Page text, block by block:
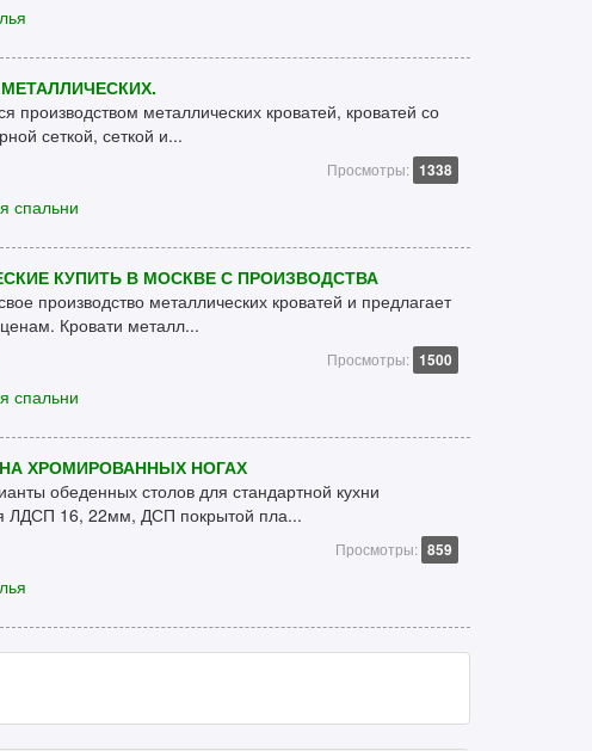
металлических кроватей, кроватей со
сеткой, сеткой и...
Просмотры: 1338
спальни
КУПИТЬ В МОСКВЕ С ПРОИЗВОДСТВА
производство металлических кроватей и предлагает
Кровати металл...
Просмотры: 1500
спальни
ХРОМИРОВАННЫХ НОГАХ
обеденных столов для стандартной кухни
ЛДСП 16, 22мм, ДСП покрытой пла...
Просмотры: 859